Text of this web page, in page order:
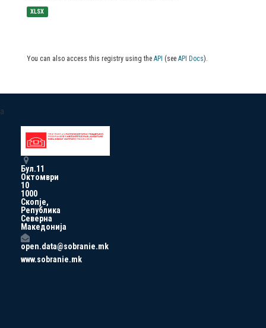
XLSX
You can also access this registry using the API (see API Docs).
a
Бул.11
Октомври
10
1000
Скопје,
Република
Северна
Македонија
open.data@sobranie.mk
www.sobranie.mk